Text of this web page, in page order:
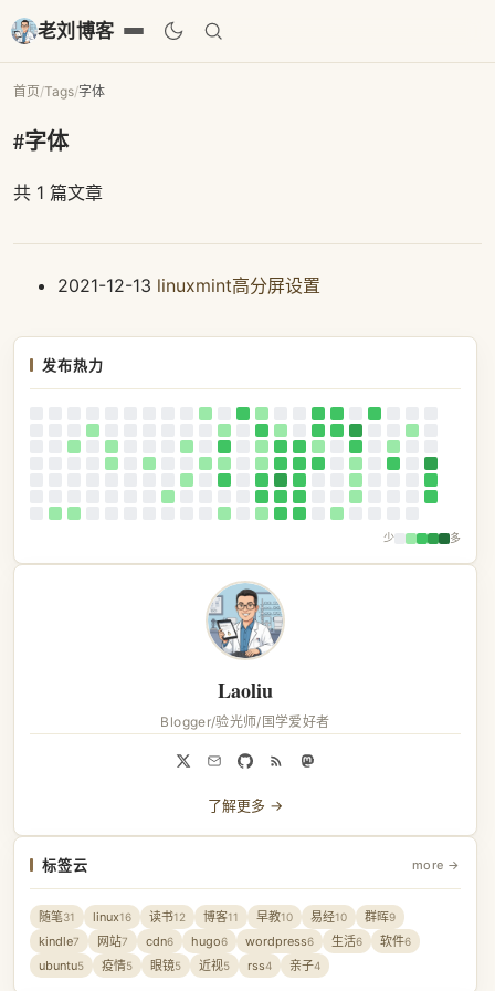
老刘博客
首页/Tags/字体
#字体
共 1 篇文章
2021-12-13 linuxmint高分屏设置
发布热力
少 多
Laoliu
Blogger/验光师/国学爱好者
了解更多 →
标签云 more →
随笔31 linux16 读书12 博客11 早教10 易经10 群晖9
kindle7 网站7 cdn6 hugo6 wordpress6 生活6 软件6
ubuntu5 疫情5 眼镜5 近视5 rss4 亲子4